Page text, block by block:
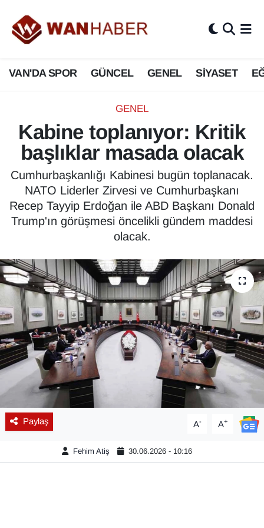
VAN'DA SPOR GÜNCEL GENEL SİYASET
GENEL
Kabine toplanıyor: Kritik
başlıklar masada olacak
Cumhurbaşkanlığı Kabinesi bugün toplanacak.
NATO Liderler Zirvesi ve Cumhurbaşkanı
Recep Tayyip Erdoğan ile ABD Başkanı Donald
Trump'ın görüşmesi öncelikli gündem maddesi
olacak.
Paylaş A- A+
Fehim Atiş 30.06.2026 - 10:16
3.SAYFA
ASAYİŞ
BİLİM VE TEKNOLOJİ
Biyografi
Bölge Haberleri
ÇEVRE
Deprem
Diğer
DÜNYA
EĞİTİM
EKONOMİ
Eleman
En çok konuşulanlar
Van Nöbetçi Eczaneler
Van Hava Durumu
Van Namaz Vakitleri
Van Trafik Yoğunluk Haritası
Süper Lig Puan Durumu ve Fikstür
Tüm Manşetler
Son Dakika Haberleri